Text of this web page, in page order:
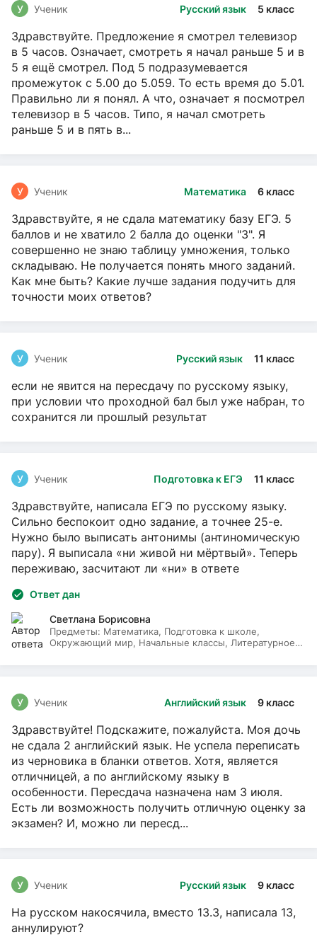
Русский язык 5 класс
У Ученик
Здравствуйте. Предложение я смотрел телевизор
в 5 часов. Означает, смотреть я начал раньше 5 и в
5 я ещё смотрел. Под 5 подразумевается
промежуток с 5.00 до 5.059. То есть время до 5.01.
Правильно ли я понял. А что, означает я посмотрел
телевизор в 5 часов. Типо, я начал смотреть
раньше 5 и в пять в...
Математика 6 класс
У Ученик
Здравствуйте, я не сдала математику базу ЕГЭ. 5
баллов и не хватило 2 балла до оценки "3". Я
совершенно не знаю таблицу умножения, только
складываю. Не получается понять много заданий.
Как мне быть? Какие лучше задания подучить для
точности моих ответов?
Русский язык 11 класс
У Ученик
если не явится на пересдачу по русскому языку,
при условии что проходной бал был уже набран, то
сохранится ли прошлый результат
Подготовка к ЕГЭ 11 класс
У Ученик
Здравствуйте, написала ЕГЭ по русскому языку.
Сильно беспокоит одно задание, а точнее 25-е.
Нужно было выписать антонимы (антиномическую
пару). Я выписала «ни живой ни мёртвый». Теперь
переживаю, засчитают ли «ни» в ответе
Ответ дан
Светлана Борисовна
Предметы: Математика, Подготовка к школе,
Окружающий мир, Начальные классы, Литературное
Английский язык 9 класс
У Ученик
Здравствуйте! Подскажите, пожалуйста. Моя дочь
не сдала 2 английский язык. Не успела переписать
из черновика в бланки ответов. Хотя, является
отличницей, а по английскому языку в
особенности. Пересдача назначена нам 3 июля.
Есть ли возможность получить отличную оценку за
экзамен? И, можно ли пересд...
Русский язык 9 класс
У Ученик
На русском накосячила, вместо 13.3, написала 13,
аннулируют?